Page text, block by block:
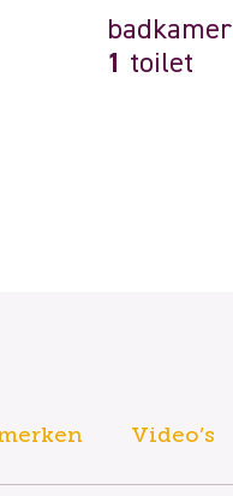
badkamer
1
toilet
Video’s